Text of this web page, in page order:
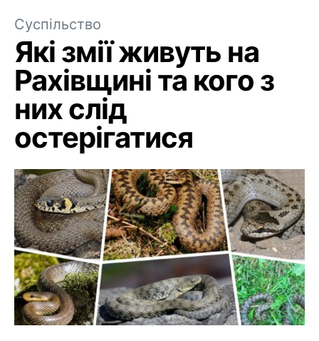
Суспільство
Які змії живуть на
Рахівщині та кого з
них слід
остерігатися